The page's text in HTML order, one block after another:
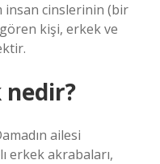
insan cinslerinin (bir
kişi, erkek ve
ailesi
erkek akrabaları,